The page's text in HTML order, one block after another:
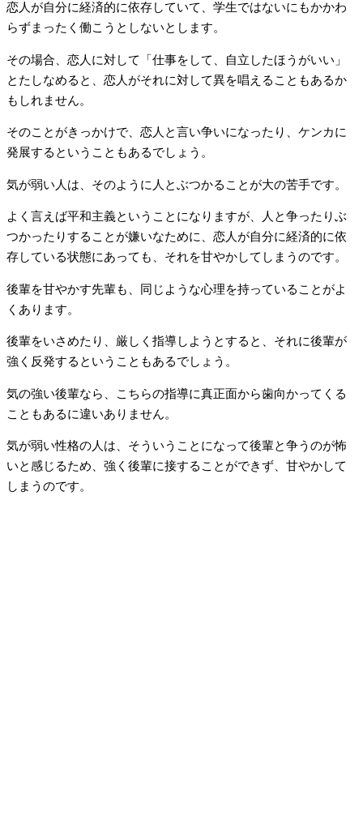
恋人が自分に経済的に依存していて、学生ではないにもかかわ
らずまったく働こうとしないとします。
その場合、恋人に対して「仕事をして、自立したほうがいい」
とたしなめると、恋人がそれに対して異を唱えることもあるか
もしれません。
そのことがきっかけで、恋人と言い争いになったり、ケンカに
発展するということもあるでしょう。
気が弱い人は、そのように人とぶつかることが大の苦手です。
よく言えば平和主義ということになりますが、人と争ったりぶ
つかったりすることが嫌いなために、恋人が自分に経済的に依
存している状態にあっても、それを甘やかしてしまうのです。
後輩を甘やかす先輩も、同じような心理を持っていることがよ
くあります。
後輩をいさめたり、厳しく指導しようとすると、それに後輩が
強く反発するということもあるでしょう。
気の強い後輩なら、こちらの指導に真正面から歯向かってくる
こともあるに違いありません。
気が弱い性格の人は、そういうことになって後輩と争うのが怖
いと感じるため、強く後輩に接することができず、甘やかして
しまうのです。